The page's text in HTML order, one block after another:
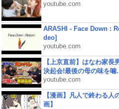
youtube.com
ARASHI - Face Down :
deo]
youtube.com
【上京直前】はなわ家長
決起会!最後の母の味を噛
youtube.com
【漫画】凡人で終わる人
画】